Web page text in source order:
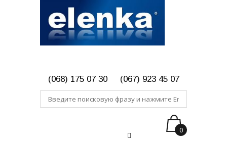
(068) 175 07 30 (067) 923 45 07
0